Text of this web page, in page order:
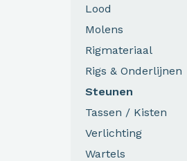
Lood
Molens
Rigmateriaal
Rigs & Onderlijnen
Steunen
Tassen / Kisten
Verlichting
Wartels